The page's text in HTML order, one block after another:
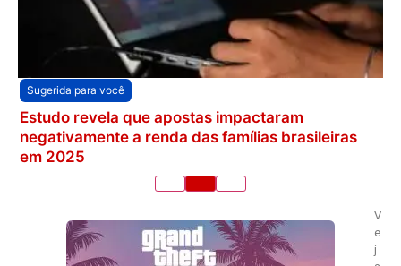
Sugerida para você
Estudo revela que apostas impactaram
negativamente a renda das famílias brasileiras
em 2025
V
e
j